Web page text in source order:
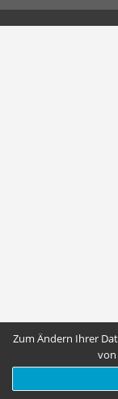
Zum Ändern Ihrer
von